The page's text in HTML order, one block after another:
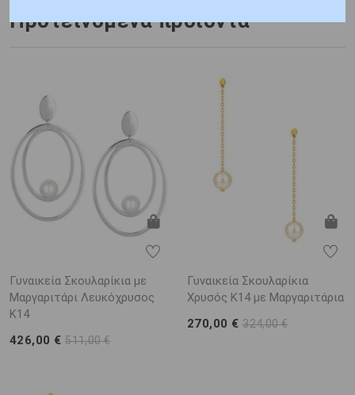
Προτεινόμενα προϊόντα
Γυναικεία Σκουλαρίκια με
Μαργαριτάρι Λευκόχρυσος
K14
426,00 €511,00 €
Γυναικεία Σκουλαρίκια
Χρυσός K14 με Μαργαριτάρια
270,00 €324,00 €